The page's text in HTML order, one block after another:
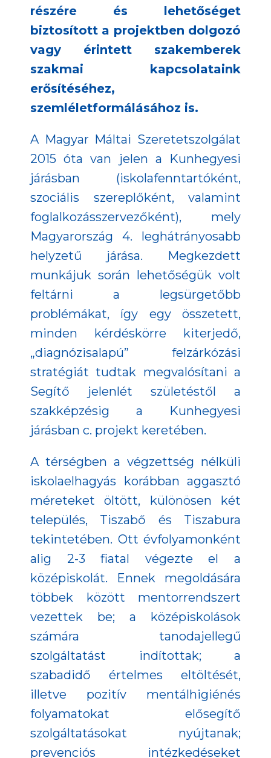
részére és lehetőséget
biztosított a projektben dolgozó
vagy érintett szakemberek
szakmai kapcsolataink
erősítéséhez,
szemléletformálásához is.
A Magyar Máltai Szeretetszolgálat
2015 óta van jelen a Kunhegyesi
járásban (iskolafenntartóként,
szociális szereplőként, valamint
foglalkozásszervezőként), mely
Magyarország 4. leghátrányosabb
helyzetű járása. Megkezdett
munkájuk során lehetőségük volt
feltárni a legsürgetőbb
problémákat, így egy összetett,
minden kérdéskörre kiterjedő,
„diagnózisalapú” felzárkózási
stratégiát tudtak megvalósítani a
Segítő jelenlét születéstől a
szakképzésig a Kunhegyesi
járásban c. projekt keretében.
A térségben a végzettség nélküli
iskolaelhagyás korábban aggasztó
méreteket öltött, különösen két
település, Tiszabő és Tiszabura
tekintetében. Ott évfolyamonként
alig 2-3 fiatal végezte el a
középiskolát. Ennek megoldására
többek között mentorrendszert
vezettek be; a középiskolások
számára tanodajellegű
szolgáltatást indítottak; a
szabadidő értelmes eltöltését,
illetve pozitív mentálhigiénés
folyamatokat elősegítő
szolgáltatásokat nyújtanak;
prevenciós intézkedéseket